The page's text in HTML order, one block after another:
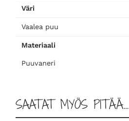
Väri
Vaalea puu
Materiaali
Puuvaneri
SAATAT MYÖS PITÄÄ…